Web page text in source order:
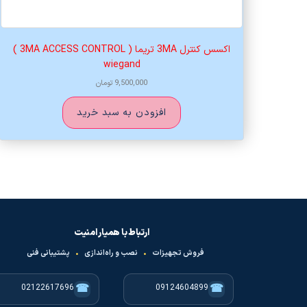
اکسس کنترل 3MA تریما ( 3MA ACCESS CONTROL )
wiegand
9,500,000 تومان
افزودن به سبد خرید
ارتباط با همیار امنیت
فروش تجهیزات • نصب و راه‌اندازی • پشتیبانی فنی
☎
09124604899
☎
02122617696